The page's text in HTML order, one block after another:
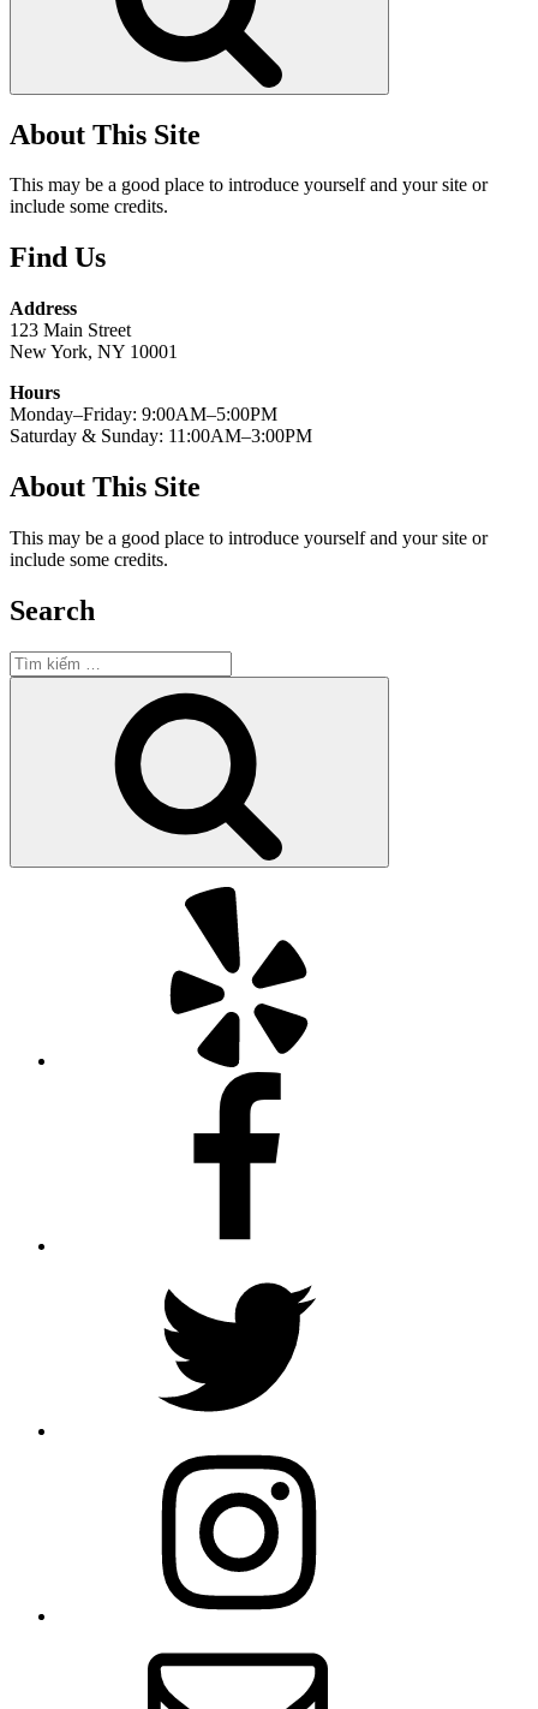
About This Site
This may be a good place to introduce yourself and your site or
include some credits.
Find Us
Address
123 Main Street
New York, NY 10001
Hours
Monday–Friday: 9:00AM–5:00PM
Saturday & Sunday: 11:00AM–3:00PM
About This Site
This may be a good place to introduce yourself and your site or
include some credits.
Search
Tìm
kiếm: